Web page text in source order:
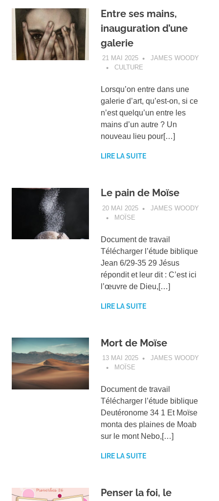
Entre ses mains,
inauguration d’une
galerie
21 MAI 2025
JAMES WOODY
CULTURE
Lorsqu’on entre dans une
galerie d’art, qu’est-on, si ce
n’est quelqu’un entre les
mains d’un autre ? Un
nouveau lieu pour[…]
LIRE LA SUITE
Le pain de Moïse
20 MAI 2025
JAMES WOODY
MOÏSE
Document de travail
Télécharger l’étude biblique
Jean 6/29-35 29 Jésus
répondit et leur dit : C’est ici
l’œuvre de Dieu,[…]
LIRE LA SUITE
Mort de Moïse
13 MAI 2025
JAMES WOODY
MOÏSE
Document de travail
Télécharger l’étude biblique
Deutéronome 34 1 Et Moïse
monta des plaines de Moab
sur le mont Nebo,[…]
LIRE LA SUITE
Penser la foi, le